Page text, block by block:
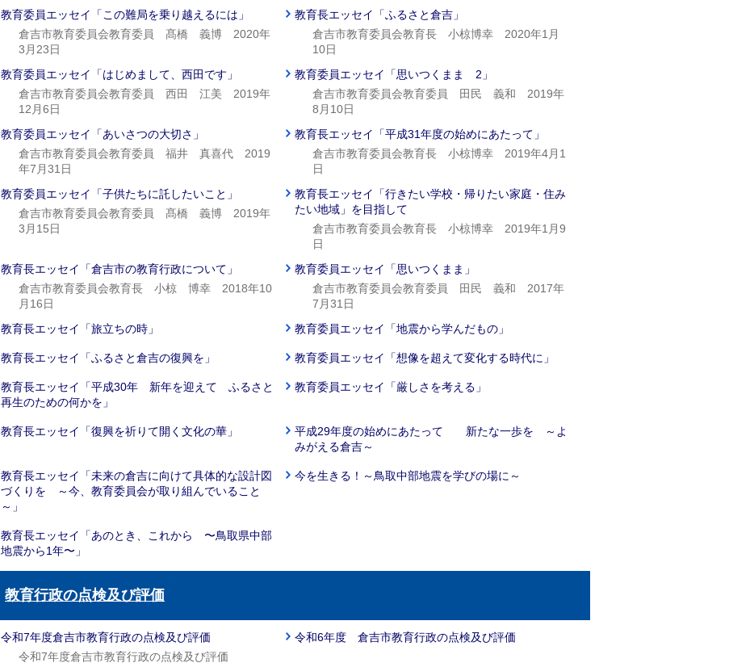
教育委員エッセイ「この難局を乗り越えるには」
倉吉市教育委員会教育委員 髙橋 義博 2020年
3月23日
教育長エッセイ「ふるさと倉吉」
倉吉市教育委員会教育長 小椋博幸 2020年1月
10日
教育委員エッセイ「はじめまして、西田です」
倉吉市教育委員会教育委員 西田 江美 2019年
12月6日
教育委員エッセイ「思いつくまま 2」
倉吉市教育委員会教育委員 田民 義和 2019年
8月10日
教育委員エッセイ「あいさつの大切さ」
倉吉市教育委員会教育委員 福井 真喜代 2019
年7月31日
教育長エッセイ「平成31年度の始めにあたって」
倉吉市教育委員会教育長 小椋博幸 2019年4月1
日
教育委員エッセイ「子供たちに託したいこと」
倉吉市教育委員会教育委員 髙橋 義博 2019年
3月15日
教育長エッセイ「行きたい学校・帰りたい家庭・住み
たい地域」を目指して
倉吉市教育委員会教育長 小椋博幸 2019年1月9
日
教育長エッセイ「倉吉市の教育行政について」
倉吉市教育委員会教育長 小椋 博幸 2018年10
月16日
教育委員エッセイ「思いつくまま」
倉吉市教育委員会教育委員 田民 義和 2017年
7月31日
教育長エッセイ「旅立ちの時」
教育委員エッセイ「地震から学んだもの」
教育長エッセイ「ふるさと倉吉の復興を」 教育委員エッセイ「想像を超えて変化する時代に」
教育長エッセイ「平成30年 新年を迎えて ふるさと
再生のための何かを」
教育委員エッセイ「厳しさを考える」
教育長エッセイ「復興を祈りて開く文化の華」
平成29年度の始めにあたって 新たな一歩を ～よ
みがえる倉吉～
教育長エッセイ「未来の倉吉に向けて具体的な設計図
づくりを ～今、教育委員会が取り組んでいること
～」
今を生きる！～鳥取中部地震を学びの場に～
教育長エッセイ「あのとき、これから 〜鳥取県中部
地震から1年〜」
教育行政の点検及び評価
令和7年度倉吉市教育行政の点検及び評価
令和7年度倉吉市教育行政の点検及び評価
令和6年度 倉吉市教育行政の点検及び評価